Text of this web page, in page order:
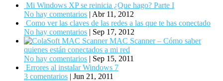
Mi Windows XP se reinicia ¿Que hago? Parte I
No hay comentarios | Abr 11, 2012
Como ver las claves de las redes a las que te has conectado
No hay comentarios | Sep 17, 2012
MAC Scanner – Cómo saber
quienes están conectados a mi red
No hay comentarios | Sep 15, 2011
Errores al instalar Windows 7
3 comentarios | Jun 21, 2011